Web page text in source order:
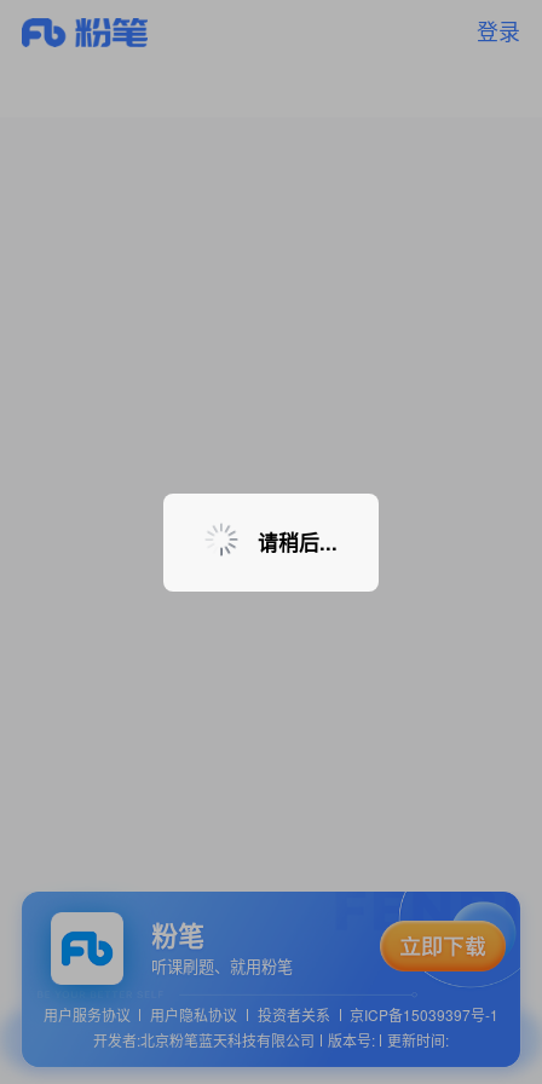
登录
暂无课程，敬请期待
粉笔
听课刷题、就用粉笔
用户服务协议 用户隐私协议 投资者关系
京ICP备15039397号-1
开发者:北京粉笔蓝天科技有限公司
版本号: 更新时间:
请稍后...